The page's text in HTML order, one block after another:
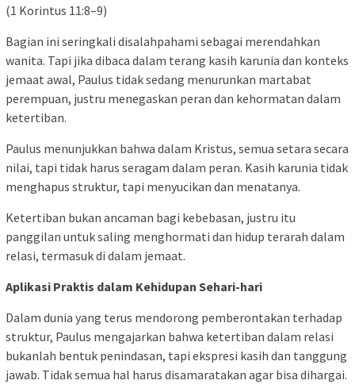
(1 Korintus 11:8–9)
Bagian ini seringkali disalahpahami sebagai merendahkan
wanita. Tapi jika dibaca dalam terang kasih karunia dan konteks
jemaat awal, Paulus tidak sedang menurunkan martabat
perempuan, justru menegaskan peran dan kehormatan dalam
ketertiban.
Paulus menunjukkan bahwa dalam Kristus, semua setara secara
nilai, tapi tidak harus seragam dalam peran. Kasih karunia tidak
menghapus struktur, tapi menyucikan dan menatanya.
Ketertiban bukan ancaman bagi kebebasan, justru itu
panggilan untuk saling menghormati dan hidup terarah dalam
relasi, termasuk di dalam jemaat.
Aplikasi Praktis dalam Kehidupan Sehari-hari
Dalam dunia yang terus mendorong pemberontakan terhadap
struktur, Paulus mengajarkan bahwa ketertiban dalam relasi
bukanlah bentuk penindasan, tapi ekspresi kasih dan tanggung
jawab. Tidak semua hal harus disamaratakan agar bisa dihargai.